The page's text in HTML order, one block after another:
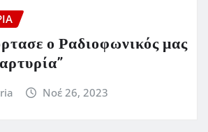
ο Ραδιοφωνικός μας
Νοέ 26, 2023